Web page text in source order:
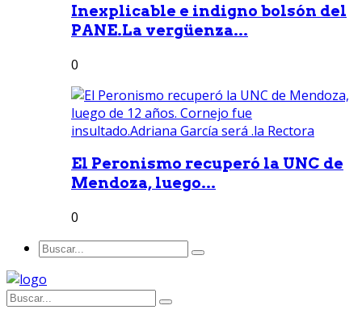
Inexplicable e indigno bolsón del
PANE.La vergüenza...
0
El Peronismo recuperó la UNC de
Mendoza, luego...
0